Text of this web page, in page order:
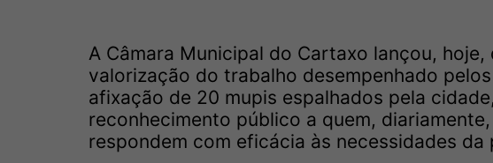
A Câmara Municipal do Cartaxo lançou,
valorização do trabalho desempenhado
afixação de 20 mupis espalhados pela
reconhecimento público a quem,
respondem com eficácia às necessidades da